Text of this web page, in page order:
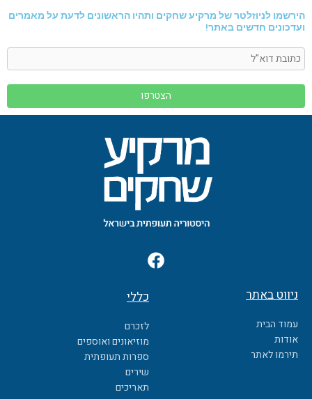
הירשמו לניוזלטר של מרקיע שחקים ותהיו הראשונים לדעת על מאמרים
ועדכונים חדשים באתר!
F
a
e
b
o
o
k
ניווט באתר
עמוד הבית
אודות
תירמו לאתר
כללי
לזכרם
מוזיאונים ואוספים
ספרות תעופתית
שירים
תאריכים